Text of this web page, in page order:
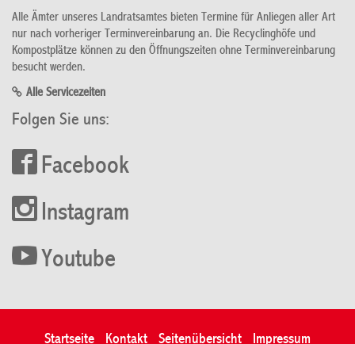
Alle Ämter unseres Landratsamtes bieten Termine für Anliegen aller Art
nur nach vorheriger Terminvereinbarung an. Die Recyclinghöfe und
Kompostplätze können zu den Öffnungszeiten ohne Terminvereinbarung
besucht werden.
Alle Servicezeiten
Folgen Sie uns:
Facebook
Instagram
Youtube
Startseite Kontakt Seitenübersicht Impressum